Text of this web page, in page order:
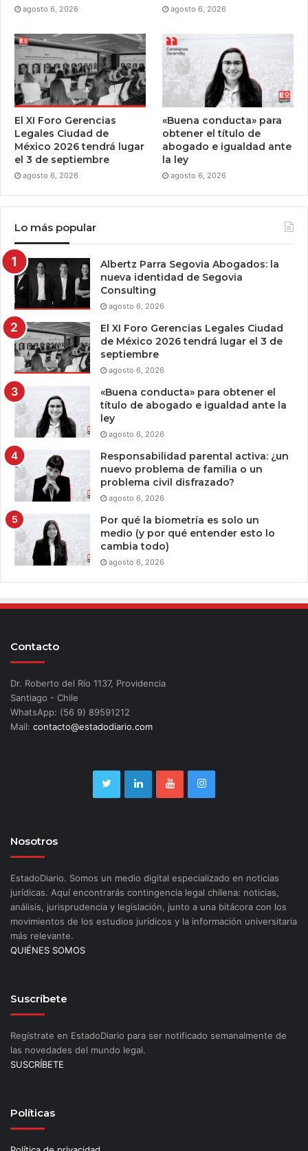
agosto 6, 2026 agosto 6, 2026
El XI Foro Gerencias
Legales Ciudad de
México 2026 tendrá lugar
el 3 de septiembre
agosto 6, 2026
«Buena conducta» para
obtener el título de
abogado e igualdad ante
la ley
agosto 6, 2026
Lo más popular
Albertz Parra Segovia Abogados: la
nueva identidad de Segovia
Consulting
agosto 6, 2026
El XI Foro Gerencias Legales Ciudad
de México 2026 tendrá lugar el 3 de
septiembre
agosto 6, 2026
«Buena conducta» para obtener el
título de abogado e igualdad ante la
ley
agosto 6, 2026
Responsabilidad parental activa: ¿un
nuevo problema de familia o un
problema civil disfrazado?
agosto 6, 2026
Por qué la biometría es solo un
medio (y por qué entender esto lo
cambia todo)
agosto 6, 2026
Contacto
Dr. Roberto del Río 1137, Providencia
Santiago - Chile
WhatsApp: (56 9) 89591212
Mail: contacto@estadodiario.com
Nosotros
EstadoDiario. Somos un medio digital especializado en noticias
jurídicas. Aquí encontrarás contingencia legal chilena: noticias,
análisis, jurisprudencia y legislación, junto a una bitácora con los
movimientos de los estudios jurídicos y la información universitaria
más relevante.
QUIÉNES SOMOS
Suscríbete
Regístrate en EstadoDiario para ser notificado semanalmente de
las novedades del mundo legal.
SUSCRÍBETE
Políticas